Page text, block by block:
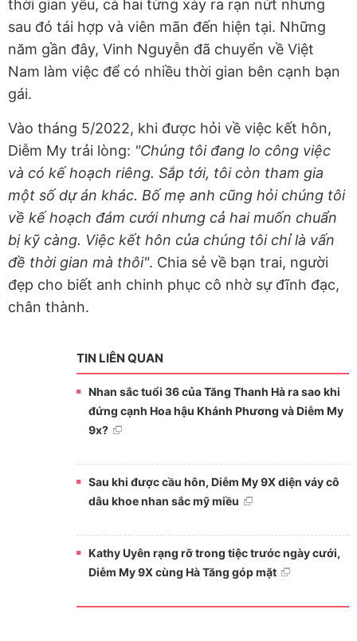
thời gian yêu, cả hai từng xảy ra rạn nứt nhưng
sau đó tái hợp và viên mãn đến hiện tại. Những
năm gần đây, Vinh Nguyễn đã chuyển về Việt
Nam làm việc để có nhiều thời gian bên cạnh bạn
gái.
Vào tháng 5/2022, khi được hỏi về việc kết hôn,
Diễm My trải lòng: "Chúng tôi đang lo công việc
và có kế hoạch riêng. Sắp tới, tôi còn tham gia
một số dự án khác. Bố mẹ anh cũng hỏi chúng tôi
về kế hoạch đám cưới nhưng cả hai muốn chuẩn
bị kỹ càng. Việc kết hôn của chúng tôi chỉ là vấn
đề thời gian mà thôi". Chia sẻ về bạn trai, người
đẹp cho biết anh chinh phục cô nhờ sự đĩnh đạc,
chân thành.
TIN LIÊN QUAN
Nhan sắc tuổi 36 của Tăng Thanh Hà ra sao khi
đứng cạnh Hoa hậu Khánh Phương và Diễm My
9x?
Sau khi được cầu hôn, Diễm My 9X diện váy cô
dâu khoe nhan sắc mỹ miều
Kathy Uyên rạng rỡ trong tiệc trước ngày cưới,
Diễm My 9X cùng Hà Tăng góp mặt